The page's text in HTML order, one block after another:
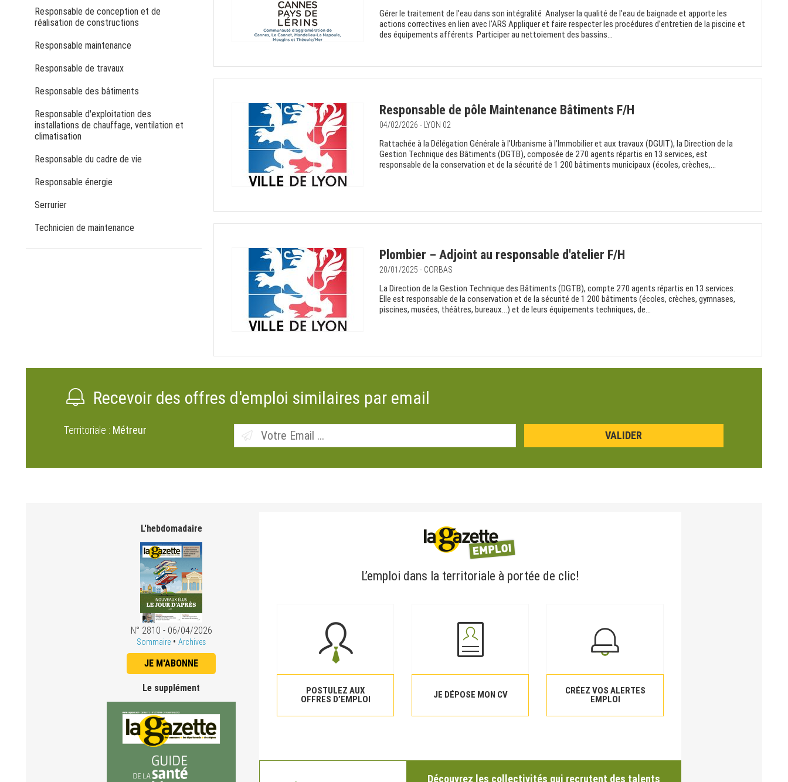
Responsable de conception et de
réalisation de constructions
Responsable maintenance
Responsable de travaux
Responsable des bâtiments
Responsable d'exploitation des
installations de chauffage, ventilation et
climatisation
Responsable du cadre de vie
Responsable énergie
Serrurier
Technicien de maintenance
Gérer le traitement de l’eau dans son intégralité Analyser la qualité de l’eau de baignade et apporte les
actions correctives en lien avec l’ARS Appliquer et faire respecter les procédures d’entretien de la piscine et
des équipements afférents Participer au nettoiement des bassins...
Responsable de pôle Maintenance Bâtiments F/H
04/02/2026 - LYON 02
Rattachée à la Délégation Générale à l’Urbanisme à l’Immobilier et aux travaux (DGUIT), la Direction de la
Gestion Technique des Bâtiments (DGTB), composée de 270 agents répartis en 13 services, est
responsable de la conservation et de la sécurité de 1 200 bâtiments municipaux (écoles, crèches,...
Plombier – Adjoint au responsable d'atelier F/H
20/01/2025 - CORBAS
La Direction de la Gestion Technique des Bâtiments (DGTB), compte 270 agents répartis en 13 services.
Elle est responsable de la conservation et de la sécurité de 1 200 bâtiments (écoles, crèches, gymnases,
piscines, musées, théâtres, bureaux…) et de leurs équipements techniques, de...
Recevoir des offres d'emploi similaires par email
Territoriale : Métreur
L'hebdomadaire
N° 2810 - 06/04/2026
Sommaire • Archives
JE M'ABONNE
Le supplément
L’emploi dans la territoriale à portée de clic!
POSTULEZ AUX
OFFRES D’EMPLOI
JE DÉPOSE MON CV
CRÉEZ VOS ALERTES
EMPLOI
Découvrez les collectivités qui recrutent des talents